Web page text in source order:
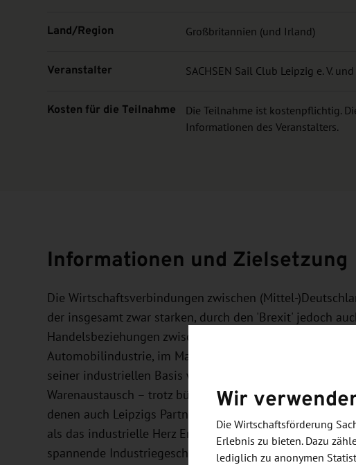
Land/Region Großbritannien (und Irland)
Veranstalter SACHSEN Sail Club Leipzig e. V.
Kosten für die Teilnahme
Die Teilnahme ist kostenpflichtig.
Informationen des Veranstalters.
Informationen und Zielsetzung
Die Wirtschaftsverbindungen zwischen (Mittel-
der insgesamt zwar starken, durch den 'Brexit' jedoch
Handelsbeziehungen zwischen beiden Ländern. Sie
Automobilindustrie, im Maschinenbau und im
seiner industriellen Basis wie beispielsweise der Hafen
Warenaustausch – trotz bürokratischer Hürden durch
denen auch Leipzigs Partnerstadt Birmingham und
als das industrielle Herz Englands. Auch Manchester, die
spannende Industriegeschichte zurück.
Wir
Die Wirtschaftsförderung
Erlebnis zu bieten. Dazu
lediglich zu anonymen